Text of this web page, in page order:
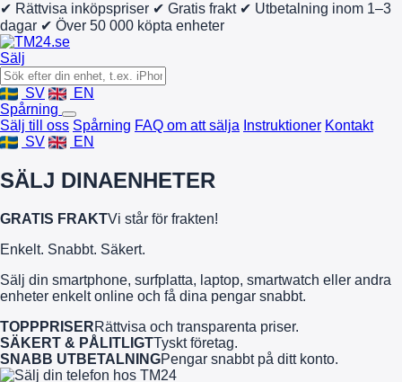
✔ Rättvisa inköpspriser ✔ Gratis frakt ✔ Utbetalning inom 1–3
dagar ✔ Över 50 000 köpta enheter
Sälj
SV
EN
Spårning
Sälj till oss Spårning FAQ om att sälja Instruktioner Kontakt
SV
EN
SÄLJ DINAENHETER
GRATIS FRAKTVi står för frakten!
Enkelt. Snabbt. Säkert.
Sälj din smartphone, surfplatta, laptop, smartwatch eller andra
enheter enkelt online och få dina pengar snabbt.
TOPPPRISERRättvisa och transparenta priser.
SÄKERT & PÅLITLIGTTyskt företag.
SNABB UTBETALNINGPengar snabbt på ditt konto.